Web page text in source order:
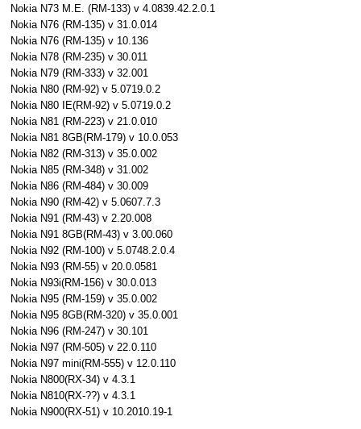
Nokia N73 M.E. (RM-133) v 4.0839.42.2.0.1
Nokia N76 (RM-135) v 31.0.014
Nokia N76 (RM-135) v 10.136
Nokia N78 (RM-235) v 30.011
Nokia N79 (RM-333) v 32.001
Nokia N80 (RM-92) v 5.0719.0.2
Nokia N80 IE(RM-92) v 5.0719.0.2
Nokia N81 (RM-223) v 21.0.010
Nokia N81 8GB(RM-179) v 10.0.053
Nokia N82 (RM-313) v 35.0.002
Nokia N85 (RM-348) v 31.002
Nokia N86 (RM-484) v 30.009
Nokia N90 (RM-42) v 5.0607.7.3
Nokia N91 (RM-43) v 2.20.008
Nokia N91 8GB(RM-43) v 3.00.060
Nokia N92 (RM-100) v 5.0748.2.0.4
Nokia N93 (RM-55) v 20.0.0581
Nokia N93i(RM-156) v 30.0.013
Nokia N95 (RM-159) v 35.0.002
Nokia N95 8GB(RM-320) v 35.0.001
Nokia N96 (RM-247) v 30.101
Nokia N97 (RM-505) v 22.0.110
Nokia N97 mini(RM-555) v 12.0.110
Nokia N800(RX-34) v 4.3.1
Nokia N810(RX-??) v 4.3.1
Nokia N900(RX-51) v 10.2010.19-1